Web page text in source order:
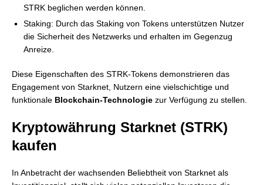
STRK beglichen werden können.
Staking: Durch das Staking von Tokens unterstützen Nutzer
die Sicherheit des Netzwerks und erhalten im Gegenzug
Anreize.
Diese Eigenschaften des STRK-Tokens demonstrieren das
Engagement von Starknet, Nutzern eine vielschichtige und
funktionale Blockchain-Technologie zur Verfügung zu stellen.
Kryptowährung Starknet (STRK)
kaufen
In Anbetracht der wachsenden Beliebtheit von Starknet als